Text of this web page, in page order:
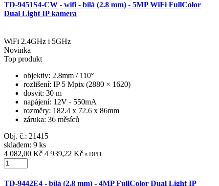
TD-9451S4-CW - wifi - bílá (2.8 mm) - 5MP WiFi FullColor
Dual Light IP kamera
WiFi 2.4GHz i 5GHz
Novinka
Top produkt
objektiv: 2.8mm / 110°
rozlišení: IP 5 Mpix (2880 × 1620)
dosvit: 30 m
napájení: 12V - 550mA
rozměry: 182.4 x 72.6 x 86mm
záruka: 36 měsíců
Obj. č.: 21415
skladem: 9 ks
4 082,00 Kč 4 939,22 Kč s DPH
TD-9442E4 - bílá (2.8 mm) - 4MP FullColor Dual Light IP